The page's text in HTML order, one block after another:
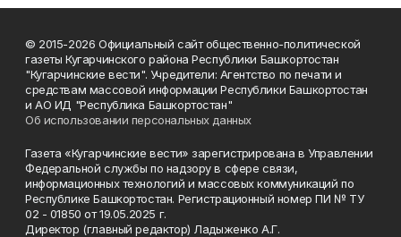
© 2015-2026 Официальный сайт общественно-политической
газеты Кугарчинского района Республики Башкортостан
"Кугарчинские вести". Учредители: Агентство по печати и
средствам массовой информации Республики Башкортостан
и АО ИД "Республика Башкортостан"
Об использовании персональных данных
Газета «Кугарчинские вести» зарегистрирована в Управлении
Федеральной службы по надзору в сфере связи,
информационных технологий и массовых коммуникаций по
Республике Башкортостан. Регистрационный номер ПИ № ТУ
02 - 01850 от 19.05.2025 г.
Директор (главный редактор) Ладыженко А.Г.